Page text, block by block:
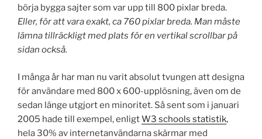
börja bygga sajter som var upp till 800 pixlar breda.
Eller, för att vara exakt, ca 760 pixlar breda. Man måste
lämna tillräckligt med plats för en vertikal scrollbar på
sidan också.
I många år har man nu varit absolut tvungen att designa
för användare med 800 x 600-upplösning, även om de
sedan länge utgjort en minoritet. Så sent som i januari
2005 hade till exempel, enligtW3 schools statistik,
hela 30% av internetanvändarna skärmar med